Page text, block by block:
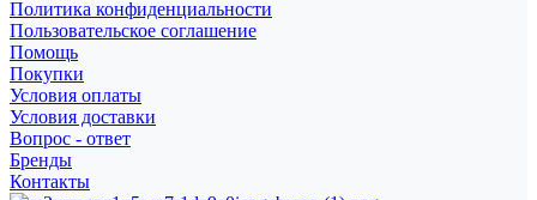
Политика конфиденциальности
Пользовательское соглашение
Помощь
Покупки
Условия оплаты
Условия доставки
Вопрос - ответ
Бренды
Контакты